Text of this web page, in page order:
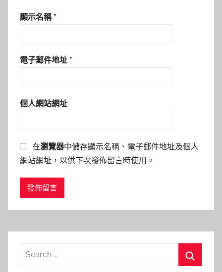
顯示名稱 *
電子郵件地址 *
個人網站網址
在瀏覽器中儲存顯示名稱、電子郵件地址及個人
網站網址，以供下次發佈留言時使用。
Search